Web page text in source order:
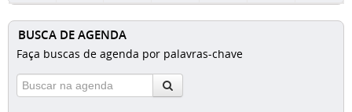
BUSCA DE AGENDA
Faça buscas de agenda por palavras-chave